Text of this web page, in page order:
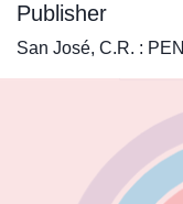
Publisher
San José, C.R. : PEN